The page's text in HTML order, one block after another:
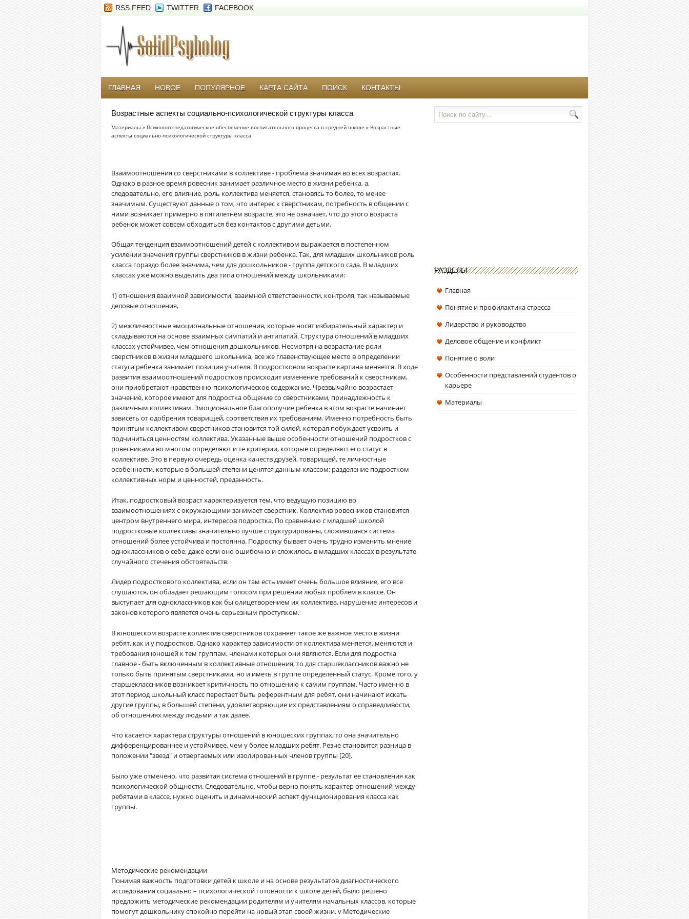
RSS FEED TWITTER FACEBOOK
ГЛАВНАЯ НОВОЕ ПОПУЛЯРНОЕ КАРТА САЙТА ПОИСК КОНТАКТЫ
Возрастные аспекты социально-психологической структуры класса
Материалы » Психолого-педагогическое обеспечение воспитательного процесса в средней школе » Возрастные
аспекты социально-психологической структуры класса
Взаимоотношения со сверстниками в коллективе - проблема значимая во всех возрастах.
Однако в разное время ровесник занимает различное место в жизни ребенка, а,
следовательно, его влияние, роль коллектива меняется, становясь то более, то менее
значимым. Существуют данные о том, что интерес к сверстникам, потребность в общении с
ними возникает примерно в пятилетнем возрасте, это не означает, что до этого возраста
ребенок может совсем обходиться без контактов с другими детьми.
Общая тенденция взаимоотношений детей с коллективом выражается в постепенном
усилении значения группы сверстников в жизни ребенка. Так, для младших школьников роль
класса гораздо более значима, чем для дошкольников - группа детского сада. В младших
классах уже можно выделить два типа отношений между школьниками:
1) отношения взаимной зависимости, взаимной ответственности, контроля, так называемые
деловые отношения,
2) межличностные эмоциональные отношения, которые носят избирательный характер и
складываются на основе взаимных симпатий и антипатий. Структура отношений в младших
классах устойчивее, чем отношения дошкольников. Несмотря на возрастание роли
сверстников в жизни младшего школьника, все же главенствующее место в определении
статуса ребенка занимает позиция учителя. В подростковом возрасте картина меняется. В ходе
развития взаимоотношений подростков происходит изменение требований к сверстникам,
они приобретают нравственно-психологическое содержание. Чрезвычайно возрастает
значение, которое имеют для подростка общение со сверстниками, принадлежность к
различным коллективам. Эмоциональное благополучие ребенка в этом возрасте начинает
зависеть от одобрения товарищей, соответствия их требованиям. Именно потребность быть
принятым коллективом сверстников становится той силой, которая побуждает усвоить и
подчиниться ценностям коллектива. Указанные выше особенности отношений подростков с
ровесниками во многом определяют и те критерии, которые определяют его статус в
коллективе. Это в первую очередь оценка качеств друзей, товарищей, те личностные
особенности, которые в большей степени ценятся данным классом; разделение подростком
коллективных норм и ценностей, преданность.
Итак, подростковый возраст характеризуется тем, что ведущую позицию во
взаимоотношениях с окружающими занимает сверстник. Коллектив ровесников становится
центром внутреннего мира, интересов подростка. По сравнению с младшей школой
подростковые коллективы значительно лучше структурированы, сложившаяся система
отношений более устойчива и постоянна. Подростку бывает очень трудно изменить мнение
одноклассников о себе, даже если оно ошибочно и сложилось в младших классах в результате
случайного стечения обстоятельств.
Лидер подросткового коллектива, если он там есть имеет очень большое влияние, его все
слушаются, он обладает решающим голосом при решении любых проблем в классе. Он
выступает для одноклассников как бы олицетворением их коллектива, нарушение интересов и
законов которого является очень серьезным проступком.
В юношеском возрасте коллектив сверстников сохраняет такое же важное место в жизни
ребят, как и у подростков. Однако характер зависимости от коллектива меняется, меняются и
требования юношей к тем группам, членами которых они являются. Если для подростка
главное - быть включенным в коллективные отношения, то для старшеклассников важно не
только быть принятым сверстниками, но и иметь в группе определенный статус. Кроме того, у
старшеклассников возникает критичность по отношению к самим группам. Часто именно в
этот период школьный класс перестает быть референтным для ребят, они начинают искать
другие группы, в большей степени, удовлетворяющие их представлениям о справедливости,
об отношениях между людьми и так далее.
Что касается характера структуры отношений в юношеских группах, то она значительно
дифференцированнее и устойчивее, чем у более младших ребят. Резче становится разница в
положении "звезд" и отвергаемых или изолированных членов группы [20].
Было уже отмечено, что развитая система отношений в группе - результат ее становления как
психологической общности. Следовательно, чтобы верно понять характер отношений между
ребятами в классе, нужно оценить и динамический аспект функционирования класса как
группы.
Методические рекомендации
Понимая важность подготовки детей к школе и на основе результатов диагностического
исследования социально – психологической готовности к школе детей, было решено
предложить методические рекомендации родителям и учителям начальных классов, которые
помогут дошкольнику спокойно перейти на новый этап своей жизни. v Методические
РАЗДЕЛЫ
Главная
Понятие и профилактика стресса
Лидерство и руководство
Деловое общение и конфликт
Понятие о воли
Особенности представлений студентов о
карьере
Материалы